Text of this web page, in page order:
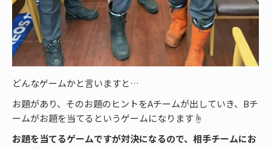
どんなゲームかと言いますと…
お題があり、そのお題のヒントをAチームが出していき、Bチ
ームがお題を当てるというゲームになります☝️
お題を当てるゲームですが対決になるので、相手チームにお